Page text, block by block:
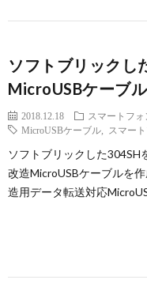
ソフトブリックし
MicroUSBケーブ
2018.12.18
スマートフォ
MicroUSBケーブル
スマー
ソフトブリックした304SH
改造MicroUSBケーブルを
造用データ転送対応